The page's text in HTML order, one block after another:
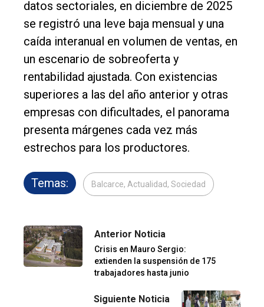
datos sectoriales, en diciembre de 2025
se registró una leve baja mensual y una
caída interanual en volumen de ventas, en
un escenario de sobreoferta y
rentabilidad ajustada. Con existencias
superiores a las del año anterior y otras
empresas con dificultades, el panorama
presenta márgenes cada vez más
estrechos para los productores.
Temas: Balcarce, Actualidad, Sociedad
Anterior Noticia
Crisis en Mauro Sergio:
extienden la suspensión de 175
trabajadores hasta junio
Siguiente Noticia